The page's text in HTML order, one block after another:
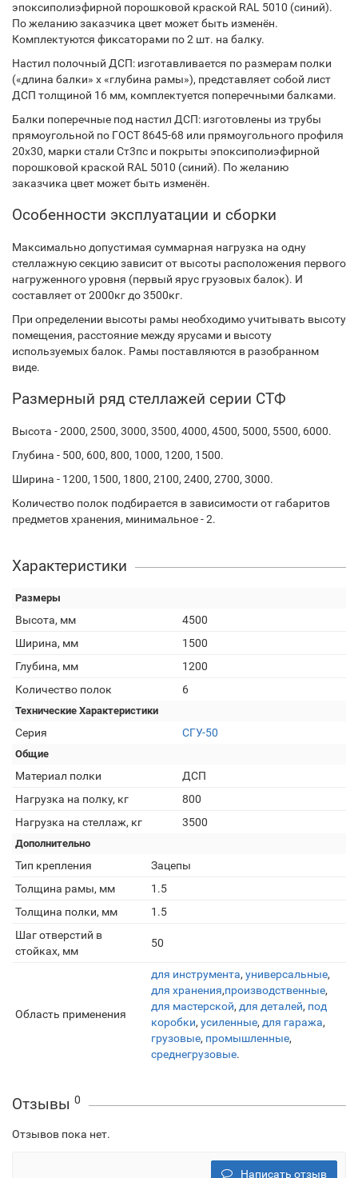
эпоксиполиэфирной порошковой краской RAL 5010 (синий).
По желанию заказчика цвет может быть изменён.
Комплектуются фиксаторами по 2 шт. на балку.
Настил полочный ДСП: изготавливается по размерам полки
(«длина балки» х «глубина рамы»), представляет собой лист
ДСП толщиной 16 мм, комплектуется поперечными балками.
Балки поперечные под настил ДСП: изготовлены из трубы
прямоугольной по ГОСТ 8645-68 или прямоугольного профиля
20х30, марки стали Ст3пс и покрыты эпоксиполиэфирной
порошковой краской RAL 5010 (синий). По желанию
заказчика цвет может быть изменён.
Особенности эксплуатации и сборки
Максимально допустимая суммарная нагрузка на одну
стеллажную секцию зависит от высоты расположения первого
нагруженного уровня (первый ярус грузовых балок). И
составляет от 2000кг до 3500кг.
При определении высоты рамы необходимо учитывать высоту
помещения, расстояние между ярусами и высоту
используемых балок. Рамы поставляются в разобранном
виде.
Размерный ряд стеллажей серии СТФ
Высота - 2000, 2500, 3000, 3500, 4000, 4500, 5000, 5500, 6000.
Глубина - 500, 600, 800, 1000, 1200, 1500.
Ширина - 1200, 1500, 1800, 2100, 2400, 2700, 3000.
Количество полок подбирается в зависимости от габаритов
предметов хранения, минимальное - 2.
Характеристики
Размеры
Высота, мм
4500
Ширина, мм
1500
Глубина, мм
1200
Количество полок
6
Технические Характеристики
Серия СГУ-50
Общие
Материал полки
ДСП
Нагрузка на полку, кг
800
Нагрузка на стеллаж, кг
3500
Дополнительно
Тип крепления
Зацепы
Толщина рамы, мм
1.5
Толщина полки, мм
1.5
Шаг отверстий в
стойках, мм
50
Область применения
для инструмента, универсальные,
для хранения,производственные,
для мастерской, для деталей, под
коробки, усиленные, для гаража,
грузовые, промышленные,
среднегрузовые.
Отзывы 0
Отзывов пока нет.
Написать отзыв